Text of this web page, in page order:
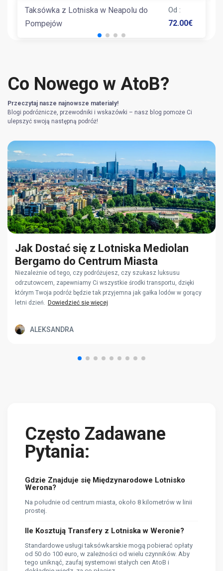
Taksówka z Lotniska w Neapolu do
Pompejów
Od :
72.00€
Co Nowego w AtoB?
Przeczytaj nasze najnowsze materiały!
Blogi podróżnicze, przewodniki i wskazówki – nasz blog pomoże Ci
ulepszyć swoją następną podróż!
Jak Dostać się z Lotniska Mediolan
Bergamo do Centrum Miasta
Niezależnie od tego, czy podróżujesz, czy szukasz luksusu
odrzutowcem, zapewniamy Ci wszystkie środki transportu, dzięki
którym Twoja podróż będzie tak przyjemna jak gałka lodów w gorący
letni dzień.
Dowiedzieć się więcej
ALEKSANDRA
Często Zadawane
Pytania:
Gdzie Znajduje się Międzynarodowe Lotnisko
Werona?
Na południe od centrum miasta, około 8 kilometrów w linii
prostej.
Ile Kosztują Transfery z Lotniska w Weronie?
Standardowe usługi taksówkarskie mogą pobierać opłaty
od 50 do 100 euro, w zależności od wielu czynników. Aby
tego uniknąć, zaufaj systemowi stałych cen AtoB i